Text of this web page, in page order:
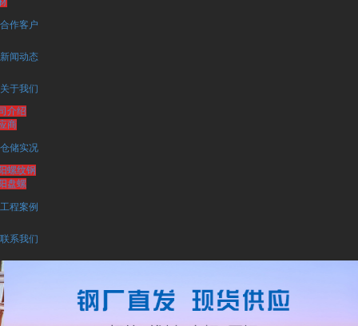
合作客户
新闻动态
关于我们
介绍
商
仓储实况
螺纹钢
盘螺
工程案例
联系我们